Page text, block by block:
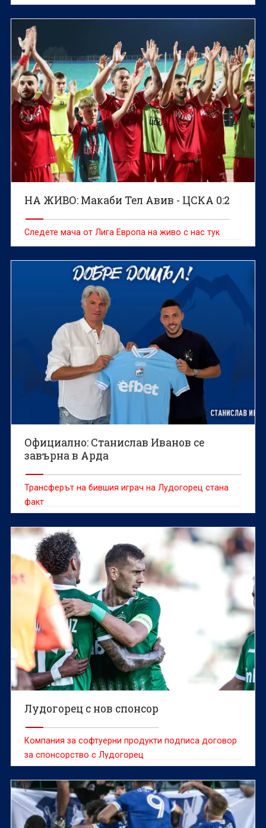
НА ЖИВО: Макаби Тел Авив - ЦСКА 0:2
Следете мача от Лига Европа на живо с нас тук
Официално: Станислав Иванов се
завърна в Арда
Трансферът на бившия играч на Лудогорец стана
факт
Лудогорец с нов спонсор
Компания за софтуерни продукти подписа договор
за спонсорство с Лудогорец